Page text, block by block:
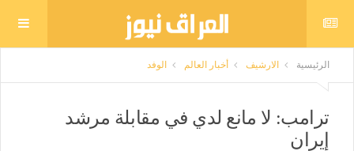
الرئيسية الارشيف أخبار العالم الوفد
ترامب: لا مانع لدي في مقابلة مرشد
إيران